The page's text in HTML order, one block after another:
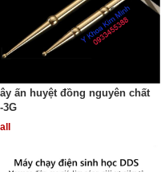
ấn huyệt đồng nguyên chất
3G